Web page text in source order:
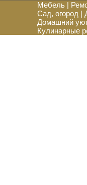
Мебель |
Сад, огород |
Домашний
Кулинарные